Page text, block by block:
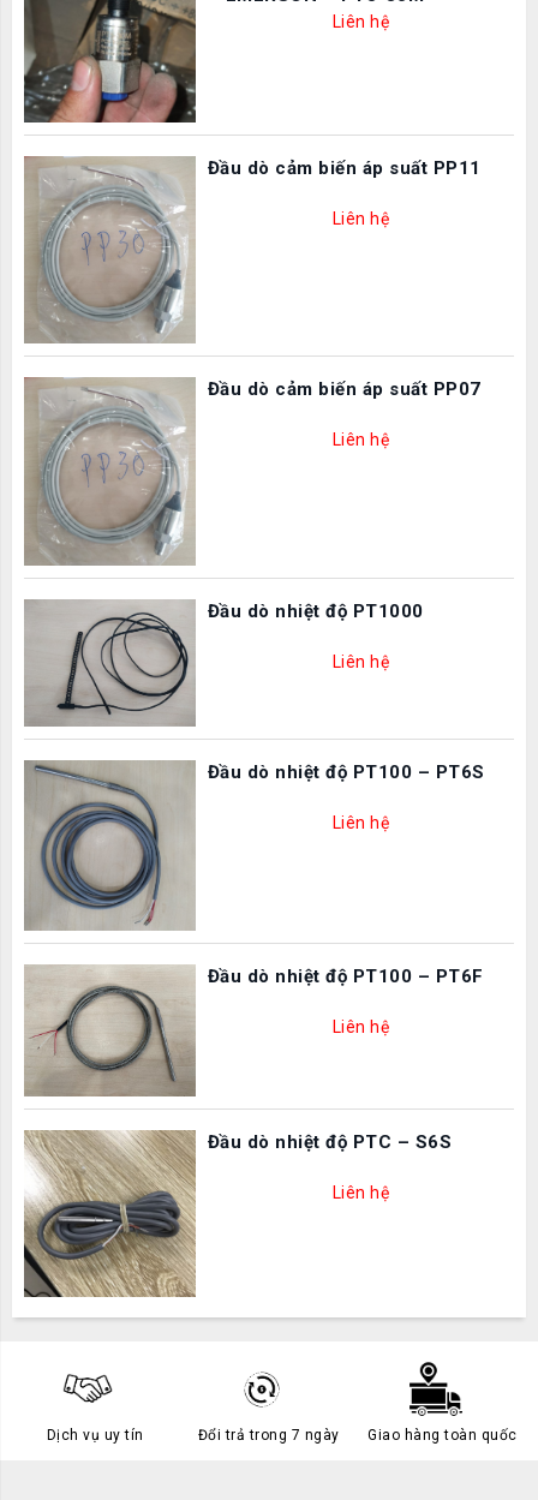
Liên hệ
Đầu dò cảm biến áp suất PP11
Liên hệ
Đầu dò cảm biến áp suất PP07
Liên hệ
Đầu dò nhiệt độ PT1000
Liên hệ
Đầu dò nhiệt độ PT100 – PT6S
Liên hệ
Đầu dò nhiệt độ PT100 – PT6F
Liên hệ
Đầu dò nhiệt độ PTC – S6S
Liên hệ
Dịch vụ uy tín Đổi trả trong 7 ngày Giao hàng toàn quốc